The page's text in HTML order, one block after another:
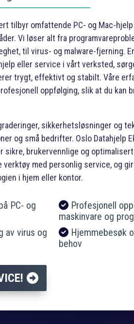
tilbyr omfattende PC- og Mac-
Vi løser alt fra
til virus- og malware-fjerning.
eller service i vårt verksted,
trygt, effektivt og stabilt. Våre
oppfølging, slik at du kan
sikkerhetsløsninger og
og små bedrifter. Oslo Datahjelp
sikre, brukervennlige og
verktøy med personlig service, og
i hjem eller kontor.
PC- og
av virus og
Profesjonell
maskinvare og
Hjemmebesøk
behov